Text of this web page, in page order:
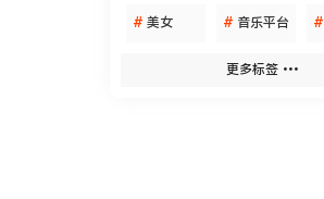
# 美女 # 音乐平台 #
更多标签